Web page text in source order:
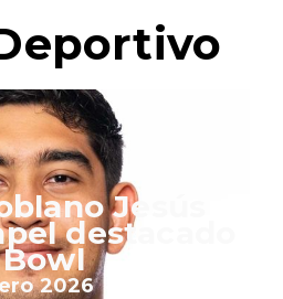
Jesús
destacado
Bowl
2026